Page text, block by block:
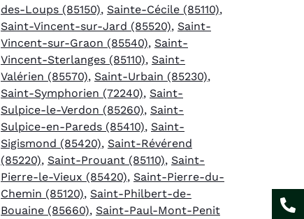
des-Loups (85150), Sainte-Cécile (85110),
Saint-Vincent-sur-Jard (85520), Saint-
Vincent-sur-Graon (85540), Saint-
Vincent-Sterlanges (85110), Saint-
Valérien (85570), Saint-Urbain (85230),
Saint-Symphorien (72240), Saint-
Sulpice-le-Verdon (85260), Saint-
Sulpice-en-Pareds (85410), Saint-
Sigismond (85420), Saint-Révérend
(85220), Saint-Prouant (85110), Saint-
Pierre-le-Vieux (85420), Saint-Pierre-du-
Chemin (85120), Saint-Philbert-de-
Bouaine (85660), Saint-Paul-Mont-Penit